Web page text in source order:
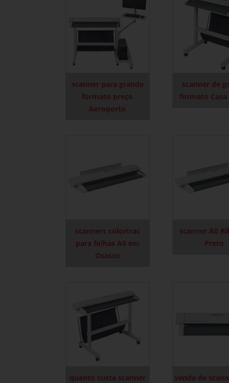
scanner para grande
formato preço
Aeroporto
scanner de
formato Casa
scanners colortrac
para folhas A0 em
Osasco
scanner A0
Preto
quanto custa scanner
venda de